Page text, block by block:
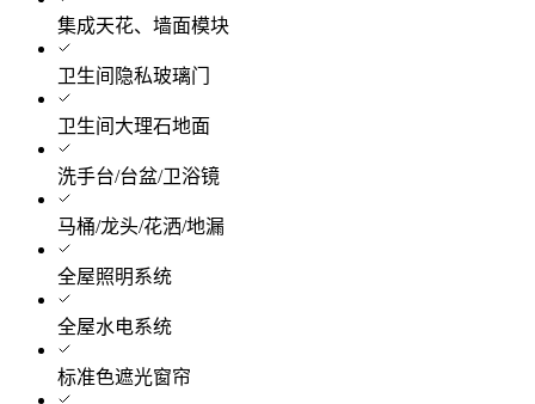
集成天花、墙面模块
卫生间隐私玻璃门
卫生间大理石地面
洗手台/台盆/卫浴镜
马桶/龙头/花洒/地漏
全屋照明系统
全屋水电系统
标准色遮光窗帘